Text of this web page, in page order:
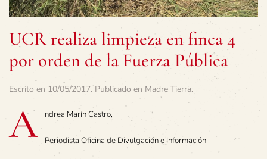
UCR realiza limpieza en finca 4
por orden de la Fuerza Pública
Escrito en 10/05/2017. Publicado en Madre Tierra.
A ndrea Marín Castro,
Periodista Oficina de Divulgación e Información